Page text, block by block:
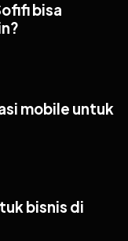
bisa
mobile untuk
bisnis di